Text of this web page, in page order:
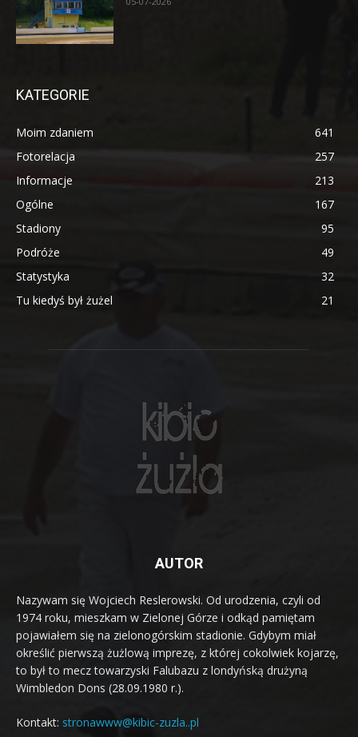
KATEGORIE
Moim zdaniem
641
Fotorelacja
257
Informacje
213
Ogólne
167
Stadiony
95
Podróże
49
Statystyka
32
Tu kiedyś był żużel
21
AUTOR
Nazywam się Wojciech Reslerowski. Od urodzenia, czyli od
1974 roku, mieszkam w Zielonej Górze i odkąd pamiętam
pojawiałem się na zielonogórskim stadionie. Gdybym miał
określić pierwszą żużlową imprezę, z której cokolwiek kojarzę,
to był to mecz towarzyski Falubazu z londyńską drużyną
Wimbledon Dons (28.09.1980 r.).
Kontakt: stronawww@kibic-zuzla..pl